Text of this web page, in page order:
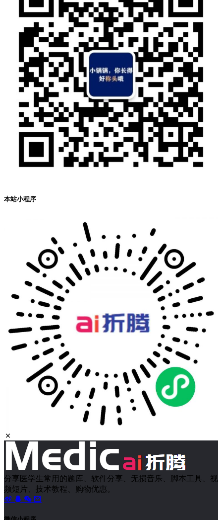
本站小程序
分享医学生常用的题库、软件分享、无损音乐、脚本工具、视
频短片、技术教程、购物优惠。